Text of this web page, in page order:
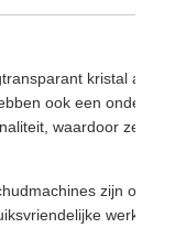
kristal
ook een
waardoor ze
zijn
werking